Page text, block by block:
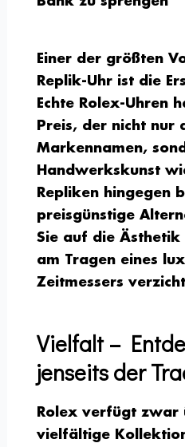
Einer der größten
Replik-Uhr ist die
Echte Rolex-Uhren
Preis, der nicht nur
Markennamen,
Handwerkskunst
Repliken hingegen
preisgünstige
Sie auf die Ästhetik
am Tragen eines
Zeitmessers
Vielfalt –
jenseits der
Rolex verfügt zwar
vielfältige